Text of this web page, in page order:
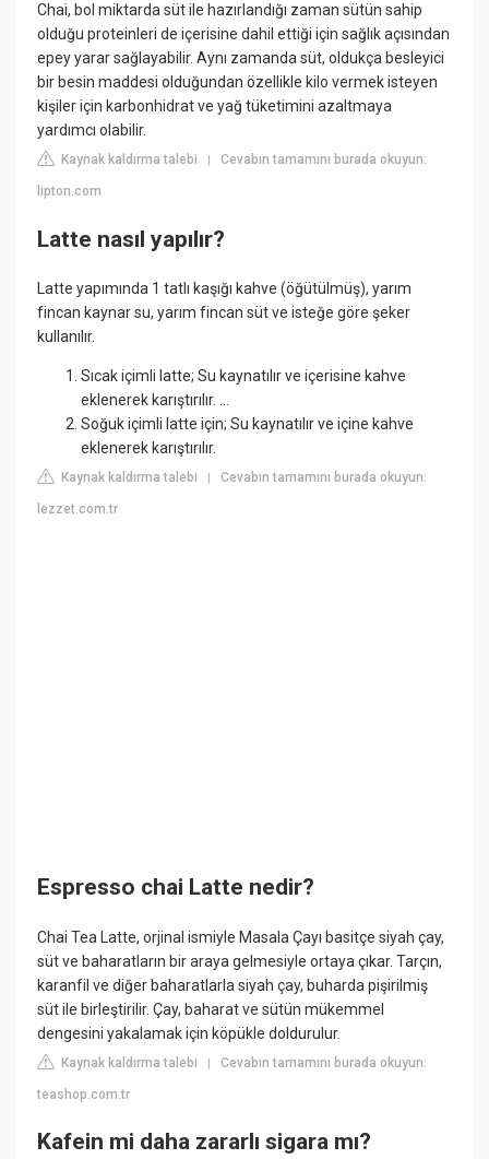
Chai, bol miktarda süt ile hazırlandığı zaman sütün sahip
olduğu proteinleri de içerisine dahil ettiği için sağlık açısından
epey yarar sağlayabilir. Aynı zamanda süt, oldukça besleyici
bir besin maddesi olduğundan özellikle kilo vermek isteyen
kişiler için karbonhidrat ve yağ tüketimini azaltmaya
yardımcı olabilir.
Kaynak kaldırma talebi |Cevabın tamamını burada okuyun:
lipton.com
Latte nasıl yapılır?
Latte yapımında 1 tatlı kaşığı kahve (öğütülmüş), yarım
fincan kaynar su, yarım fincan süt ve isteğe göre şeker
kullanılır.
Sıcak içimli latte; Su kaynatılır ve içerisine kahve
eklenerek karıştırılır. ...
Soğuk içimli latte için; Su kaynatılır ve içine kahve
eklenerek karıştırılır.
Kaynak kaldırma talebi |Cevabın tamamını burada okuyun:
lezzet.com.tr
Espresso chai Latte nedir?
Chai Tea Latte, orjinal ismiyle Masala Çayı basitçe siyah çay,
süt ve baharatların bir araya gelmesiyle ortaya çıkar. Tarçın,
karanfil ve diğer baharatlarla siyah çay, buharda pişirilmiş
süt ile birleştirilir. Çay, baharat ve sütün mükemmel
dengesini yakalamak için köpükle doldurulur.
Kaynak kaldırma talebi |Cevabın tamamını burada okuyun:
teashop.com.tr
Kafein mi daha zararlı sigara mı?